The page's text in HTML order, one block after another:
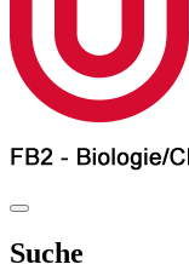
Suche